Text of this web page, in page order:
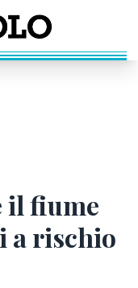
il fiume
a rischio